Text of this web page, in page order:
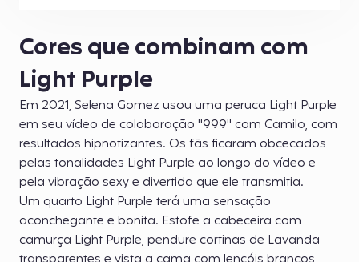
Cores que combinam com
Light Purple
Em 2021, Selena Gomez usou uma peruca Light Purple
em seu vídeo de colaboração "999" com Camilo, com
resultados hipnotizantes. Os fãs ficaram obcecados
pelas tonalidades Light Purple ao longo do vídeo e
pela vibração sexy e divertida que ele transmitia.
Um quarto Light Purple terá uma sensação
aconchegante e bonita. Estofe a cabeceira com
camurça Light Purple, pendure cortinas de Lavanda